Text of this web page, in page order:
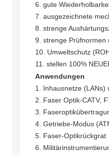
6. gute
7. ausgezeichnete
8. strenge
9. strenge Prüfnormen
10. Umweltschutz
11. stellen 100%
Anwendungen
1. Inhausnetze (LANs)
2. Faser Optik-CATV,
3.
4. Getriebe-Modus
5. Faser-Optikrückgrat
6.